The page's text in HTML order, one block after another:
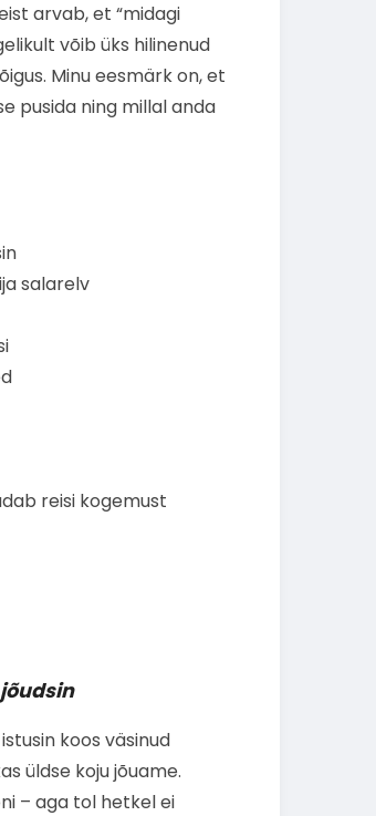
arvab, et “midagi
võib üks hilinenud
Minu eesmärk on, et
pusida ning millal anda
salarelv
reisi kogemust
koos väsinud
üldse koju jõuame.
– aga tol hetkel ei